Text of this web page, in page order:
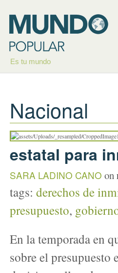
Es tu mundo
Nacional
estatal para
SARA LADINO CANO on
tags: derechos de
presupuesto,
En la temporada en
sobre el presupuesto